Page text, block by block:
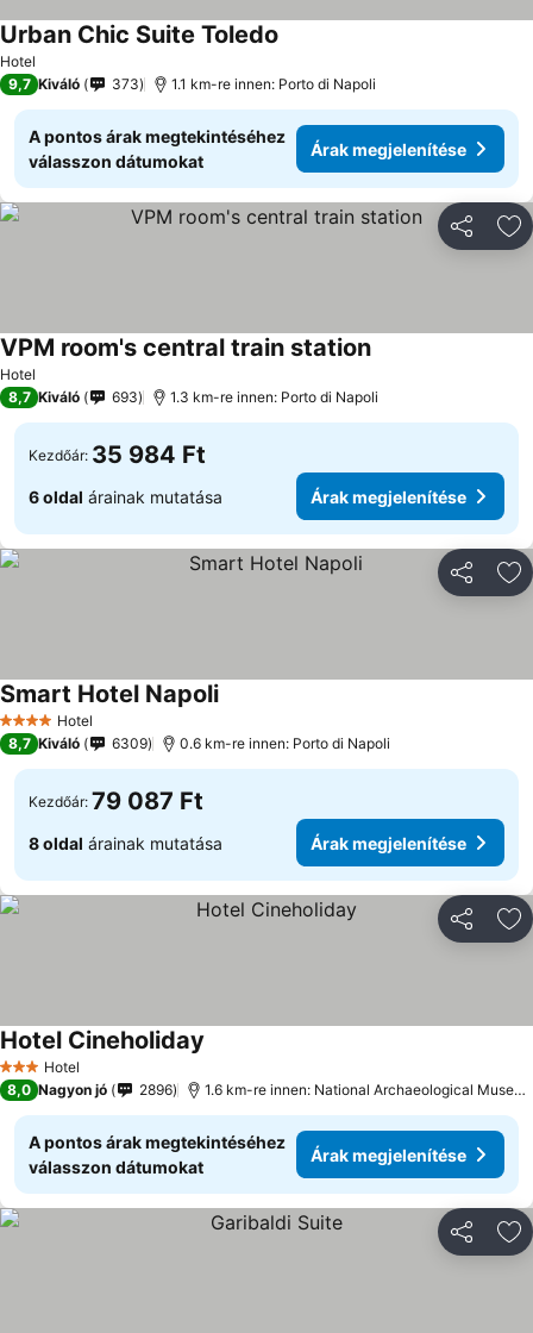
Hotel
Urban Chic Suite Toledo
9,7 Kiváló 373 1.1 km-re innen: Porto di Napoli
A pontos árak megtekintéséhez
válasszon dátumokat
Árak megjelenítése
Hotel
VPM room's central train stationÁrak
8,7 Kiváló 693 1.3 km-re innen: Porto di Napoli
Kezdőár: 35 984 Ft
6 oldal árainak mutatása Árak megjelenítése
4 KategóriaHotel
Smart Hotel NapoliÁrak megjelenítése
8,7 Kiváló 6309 0.6 km-re innen: Porto di Napoli
Kezdőár: 79 087 Ft
8 oldal árainak mutatása Árak megjelenítése
3 Kategória
Hotel
Hotel Cineholiday
8,0 Nagyon jó 2896 1.6 km-re innen: National Archaeological Museum
A pontos árak megtekintéséhez
válasszon dátumokat
Árak megjelenítése